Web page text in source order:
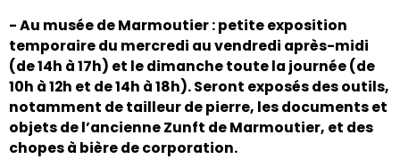
- Au musée de Marmoutier : petite exposition
temporaire du mercredi au vendredi après-midi
(de 14h à 17h) et le dimanche toute la journée (de
10h à 12h et de 14h à 18h). Seront exposés des outils,
notamment de tailleur de pierre, les documents et
objets de l’ancienne Zunft de Marmoutier, et des
chopes à bière de corporation.